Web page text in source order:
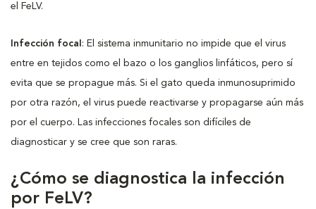
el FeLV.
Infección focal : El sistema inmunitario no impide que el virus
entre en tejidos como el bazo o los ganglios linfáticos, pero sí
evita que se propague más. Si el gato queda inmunosuprimido
por otra razón, el virus puede reactivarse y propagarse aún más
por el cuerpo. Las infecciones focales son difíciles de
diagnosticar y se cree que son raras.
¿Cómo se diagnostica la infección
por FeLV?